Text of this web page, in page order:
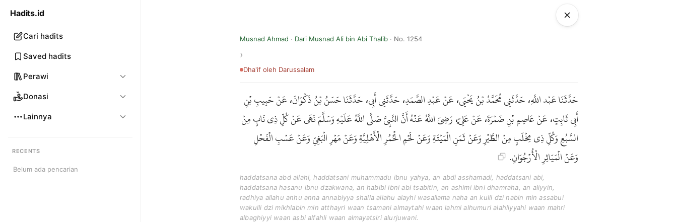
Hadits.id
Cari hadits
Saved hadits
Perawi
Donasi
Lainnya
RECENTS
Belum ada pencarian
Musnad Ahmad · Dari Musnad Ali bin Abi Thalib · No. 1254
Dha'if oleh Darussalam
حَدَّثَنَا عَبْد اللَّهِ، حَدَّثَنِي مُحَمَّدُ بْنُ يَحْيَى، عَنْ عَبْدِ الصَّمَدِ، حَدَّثَنِي أَبِي، حَدَّثَنَا حَسَنُ بْنُ ذَكْوَانَ، عَنْ حَبِيبِ بْنِ
أَبِي ثَابِتٍ، عَنْ عَاصِمِ بْنِ ضَمْرَةَ، عَنْ عَلِيٍّ، رَضِيَ اللَّهُ عَنْهُ أَنَّ النَّبِيَّ صَلَّى اللَّهُ عَلَيْهِ وَسَلَّمَ نَهَى عَنْ كُلِّ ذِي نَابٍ مِنْ
السَّبُعِ وَكُلِّ ذِي مِخْلَبٍ مِنْ الطَّيْرِ وَعَنْ ثَمَنِ الْمَيْتَةِ وَعَنْ لَحْمِ الْحُمُرِ الْأَهْلِيَّةِ وَعَنْ مَهْرِ الْبَغِيِّ وَعَنْ عَسْبِ الْفَحْلِ
وَعَنْ الْمَيَاثِرِ الْأُرْجُوَانِ.
haddatsana abd allahi, haddatsani muhammadu ibnu yahya, an abdi asshamadi, haddatsani abi,
haddatsana hasanu ibnu dzakwana, an habibi ibni abi tsabitin, an ashimi ibni dhamraha, an aliyyin,
radhiya allahu anhu anna annabiyya shalla allahu alayhi wasallama naha an kulli dzi nabin min assabui
wakulli dzi mikhlabin min atthayri waan tsamani almaytahi waan lahmi alhumuri alahliyyahi waan mahri
albaghiyyi waan asbi alfahli waan almayatsiri alurjuwani.